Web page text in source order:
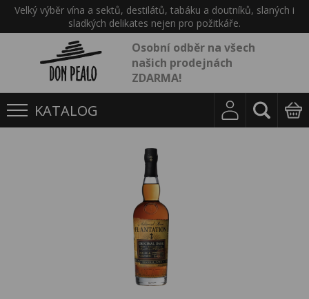
Velký výběr vína a sektů, destilátů, tabáku a doutníků, slaných i
sladkých delikates nejen pro požitkáře.
Osobní odběr na všech
našich prodejnách
ZDARMA!
KATALOG